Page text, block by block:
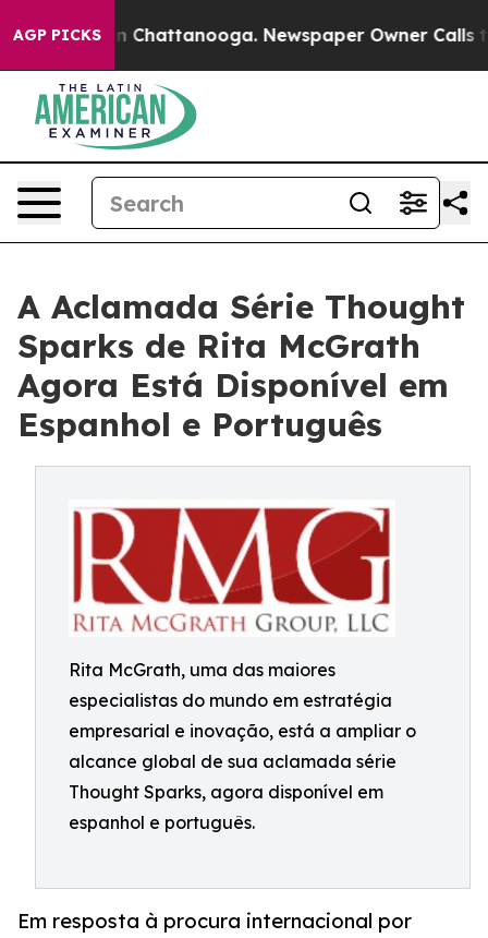
AGP PICKS
Chaos in Chattanooga. Newspaper Owner Calls the
A Aclamada Série Thought
Sparks de Rita McGrath
Agora Está Disponível em
Espanhol e Português
Rita McGrath, uma das maiores
especialistas do mundo em estratégia
empresarial e inovação, está a ampliar o
alcance global de sua aclamada série
Thought Sparks, agora disponível em
espanhol e português.
Em resposta à procura internacional por